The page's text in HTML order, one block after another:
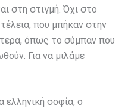
στη στιγμή. Όχι στο
που μπήκαν στην
όπως το σύμπαν που
Για να μιλάμε
ελληνική σοφία, ο